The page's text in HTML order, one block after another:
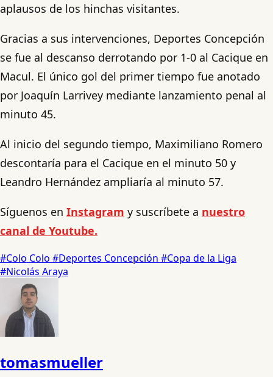
aplausos de los hinchas visitantes.
Gracias a sus intervenciones, Deportes Concepción
se fue al descanso derrotando por 1-0 al Cacique en
Macul. El único gol del primer tiempo fue anotado
por Joaquín Larrivey mediante lanzamiento penal al
minuto 45.
Al inicio del segundo tiempo, Maximiliano Romero
descontaría para el Cacique en el minuto 50 y
Leandro Hernández ampliaría al minuto 57.
Síguenos en Instagram y suscríbete a nuestro
canal de Youtube.
#Colo Colo #Deportes Concepción #Copa de la Liga
#Nicolás Araya
tomasmueller